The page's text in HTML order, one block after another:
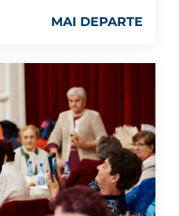
MAI DEPARTE